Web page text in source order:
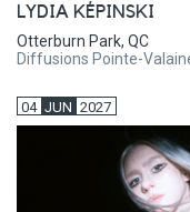
LYDIA KÉPINSKI
Otterburn Park, QC
Diffusions Pointe-
04 JUN 2027